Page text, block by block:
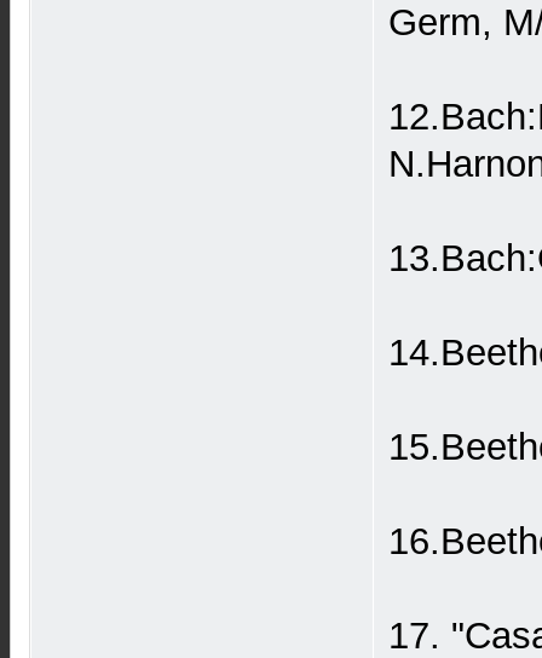
Germ,
17.